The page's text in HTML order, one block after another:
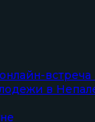
в